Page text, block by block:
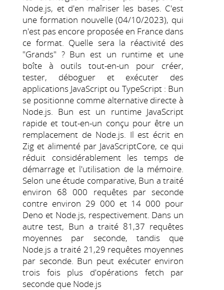
Node.js, et d'en maîriser les bases. C'est
une formation nouvelle (04/10/2023), qui
n'est pas encore proposée en France dans
ce format. Quelle sera la réactivité des
"Grands" ? Bun est un runtime et une
boîte à outils tout-en-un pour créer,
tester, déboguer et exécuter des
applications JavaScript ou TypeScript : Bun
se positionne comme alternative directe à
Node.js. Bun est un runtime JavaScript
rapide et tout-en-un conçu pour être un
remplacement de Node.js. Il est écrit en
Zig et alimenté par JavaScriptCore, ce qui
réduit considérablement les temps de
démarrage et l'utilisation de la mémoire.
Selon une étude comparative, Bun a traité
environ 68 000 requêtes par seconde
contre environ 29 000 et 14 000 pour
Deno et Node.js, respectivement. Dans un
autre test, Bun a traité 81,37 requêtes
moyennes par seconde, tandis que
Node.js a traité 21,29 requêtes moyennes
par seconde. Bun peut exécuter environ
trois fois plus d'opérations fetch par
seconde que Node.js